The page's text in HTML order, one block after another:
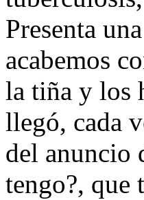
Presenta
acabemos
la tiña y los
llegó, cada
del anuncio
tengo?, que